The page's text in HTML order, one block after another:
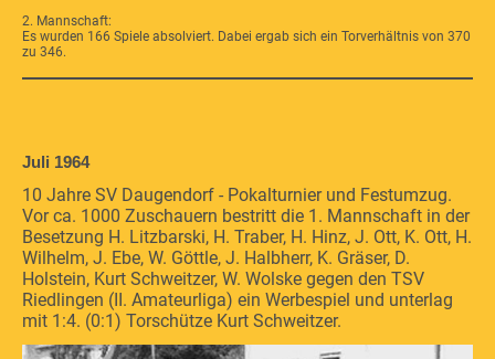
2. Mannschaft:
Es wurden 166 Spiele absolviert. Dabei ergab sich ein Torverhältnis von 370
zu 346.
Juli 1964
10 Jahre SV Daugendorf - Pokalturnier und Festumzug.
Vor ca. 1000 Zuschauern bestritt die 1. Mannschaft in der
Besetzung H. Litzbarski, H. Traber, H. Hinz, J. Ott, K. Ott, H.
Wilhelm, J. Ebe, W. Göttle, J. Halbherr, K. Gräser, D.
Holstein, Kurt Schweitzer, W. Wolske gegen den TSV
Riedlingen (II. Amateurliga) ein Werbespiel und unterlag
mit 1:4. (0:1) Torschütze Kurt Schweitzer.